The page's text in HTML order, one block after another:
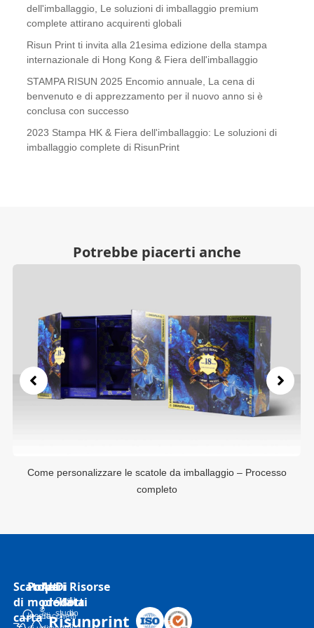
dell'imballaggio, Le soluzioni di imballaggio premium
complete attirano acquirenti globali
Risun Print ti invita alla 21esima edizione della stampa
internazionale di Hong Kong & Fiera dell'imballaggio
STAMPA RISUN 2025 Encomio annuale, La cena di
benvenuto e di apprezzamento per il nuovo anno si è
conclusa con successo
2023 Stampa HK & Fiera dell'imballaggio: Le soluzioni di
imballaggio complete di RisunPrint
Potrebbe piacerti anche
Come personalizzare le scatole da imballaggio – Processo
completo
Scatole
di
carta
Polpa
modellata
Inserti
Altri
prodotti
Sacchetti
Di
Casi
studio
Risorse
N
o
Risunprint